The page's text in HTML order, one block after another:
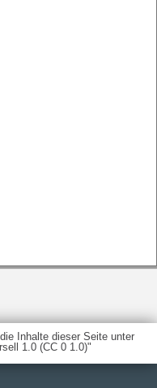
Inhalte dieser Seite unter